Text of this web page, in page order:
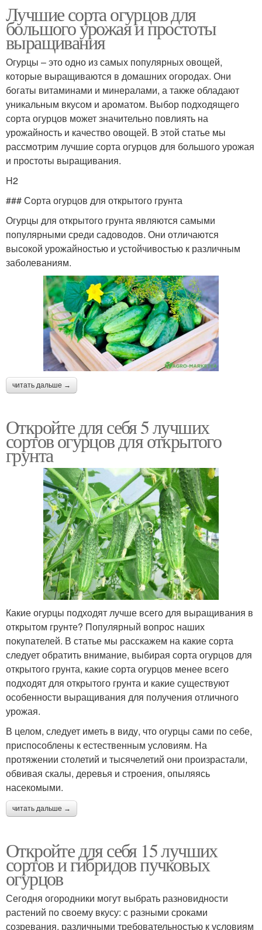
Лучшие сорта огурцов для
большого урожая и простоты
выращивания
Огурцы – это одно из самых популярных овощей,
которые выращиваются в домашних огородах. Они
богаты витаминами и минералами, а также обладают
уникальным вкусом и ароматом. Выбор подходящего
сорта огурцов может значительно повлиять на
урожайность и качество овощей. В этой статье мы
рассмотрим лучшие сорта огурцов для большого урожая
и простоты выращивания.
H2
### Сорта огурцов для открытого грунта
Огурцы для открытого грунта являются самыми
популярными среди садоводов. Они отличаются
высокой урожайностью и устойчивостью к различным
заболеваниям.
читать дальше →
Откройте для себя 5 лучших
сортов огурцов для открытого
грунта
Какие огурцы подходят лучше всего для выращивания в
открытом грунте? Популярный вопрос наших
покупателей. В статье мы расскажем на какие сорта
следует обратить внимание, выбирая сорта огурцов для
открытого грунта, какие сорта огурцов менее всего
подходят для открытого грунта и какие существуют
особенности выращивания для получения отличного
урожая.
В целом, следует иметь в виду, что огурцы сами по себе,
приспособлены к естественным условиям. На
протяжении столетий и тысячелетий они произрастали,
обвивая скалы, деревья и строения, опыляясь
насекомыми.
читать дальше →
Откройте для себя 15 лучших
сортов и гибридов пучковых
огурцов
Сегодня огородники могут выбрать разновидности
растений по своему вкусу: с разными сроками
созревания, различными требовательностью к условиям